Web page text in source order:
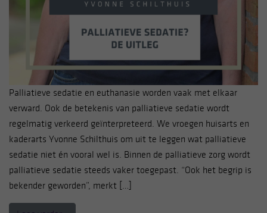
Palliatieve sedatie en euthanasie worden vaak met elkaar
verward. Ook de betekenis van palliatieve sedatie wordt
regelmatig verkeerd geïnterpreteerd. We vroegen huisarts en
kaderarts Yvonne Schilthuis om uit te leggen wat palliatieve
sedatie niet én vooral wel is. Binnen de palliatieve zorg wordt
palliatieve sedatie steeds vaker toegepast. “Ook het begrip is
bekender geworden”, merkt […]